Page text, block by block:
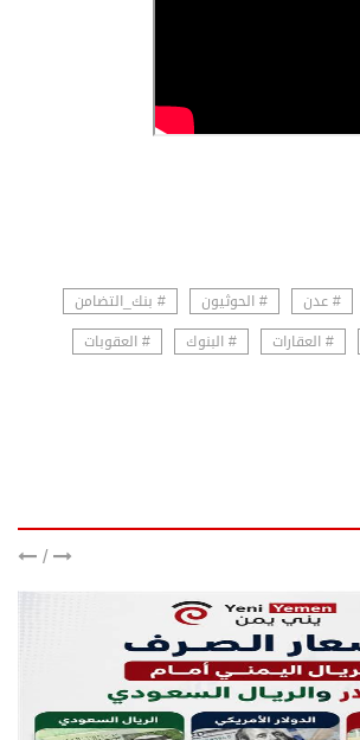
# عدن # الحوثيون
# بنك_التضامن
# العقارات # البنوك
# العقوبات
/